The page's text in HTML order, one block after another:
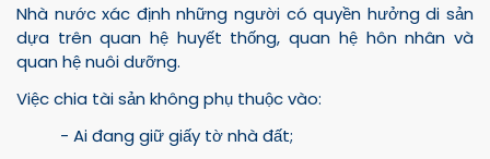
Nhà nước xác định những người có quyền hưởng di sản
dựa trên quan hệ huyết thống, quan hệ hôn nhân và
quan hệ nuôi dưỡng.
Việc chia tài sản không phụ thuộc vào:
- Ai đang giữ giấy tờ nhà đất;